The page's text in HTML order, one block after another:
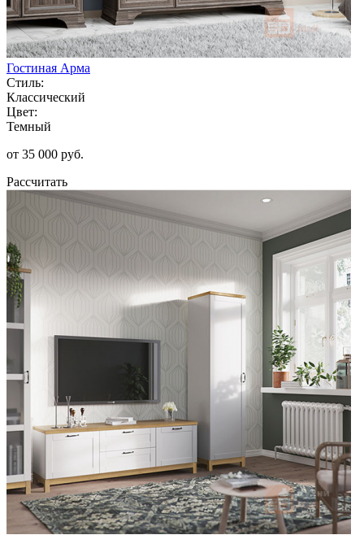
Гостиная Арма
Стиль:
Классический
Цвет:
Темный
от 35 000 руб.
Рассчитать